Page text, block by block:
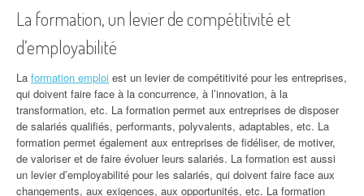
La formation, un levier de compétitivité et
d’employabilité
La formation emploi est un levier de compétitivité pour les entreprises,
qui doivent faire face à la concurrence, à l’innovation, à la
transformation, etc. La formation permet aux entreprises de disposer
de salariés qualifiés, performants, polyvalents, adaptables, etc. La
formation permet également aux entreprises de fidéliser, de motiver,
de valoriser et de faire évoluer leurs salariés. La formation est aussi
un levier d’employabilité pour les salariés, qui doivent faire face aux
changements, aux exigences, aux opportunités, etc. La formation